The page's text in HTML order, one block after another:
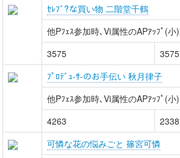
ｾﾚﾌﾞ?な買い物 二階堂千鶴
他Pﾌｪｽ参加時､Vi属性のAPｱｯﾌﾟ(小)
3575
3575
ﾌﾟﾛﾃﾞｭ-ｻ-のお手伝い 秋月律子
他Pﾌｪｽ参加時､Vi属性のAPｱｯﾌﾟ(小)
4263
2338
可憐な花の悩みごと 篠宮可憐